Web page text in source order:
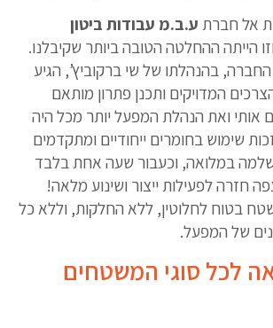
אל חברתע.ב.מ עבודות ביטון
הייתה ההחלטה הטובה ביותר שקיבלנו.
בהנהלתו של שי ברקוביץ’, הגיע
המדויקים ותכנן פתרון מותאם
אותי ואת הנהלת המפעל יותר מכל היה
שימוש בחומרים ייחודיים ומתקדמים
במלואה, וכעבור שעה אחת בלבד
חזרה לפעילות ייצור ושינוע מלאה!
בטוח לחלוטין, ללא החלקות, וללא כל
של המפעל.
לכל סוגי המשטחים